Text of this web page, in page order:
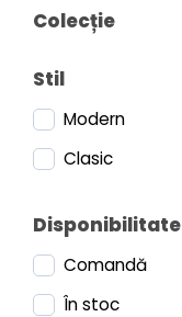
Colecție
Stil
Modern
Clasic
Disponibilitate
Comandă
În stoc